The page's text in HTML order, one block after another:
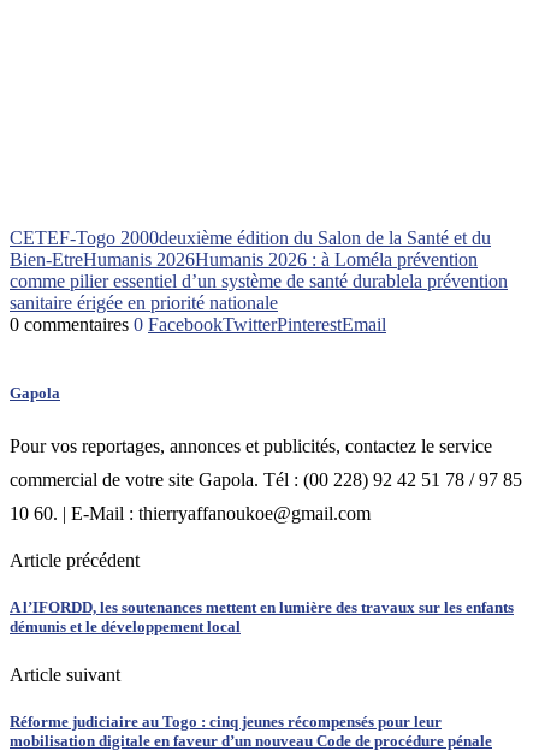
CETEF-Togo 2000deuxième édition du Salon de la Santé et du
Bien-EtreHumanis 2026Humanis 2026 : à Loméla prévention
comme pilier essentiel d’un système de santé durablela prévention
sanitaire érigée en priorité nationale
0 commentaires 0 FacebookTwitterPinterestEmail
Gapola
Pour vos reportages, annonces et publicités, contactez le service
commercial de votre site Gapola. Tél : (00 228) 92 42 51 78 / 97 85
10 60. | E-Mail : thierryaffanoukoe@gmail.com
Article précédent
A l’IFORDD, les soutenances mettent en lumière des travaux sur les enfants
démunis et le développement local
Article suivant
Réforme judiciaire au Togo : cinq jeunes récompensés pour leur
mobilisation digitale en faveur d’un nouveau Code de procédure pénale